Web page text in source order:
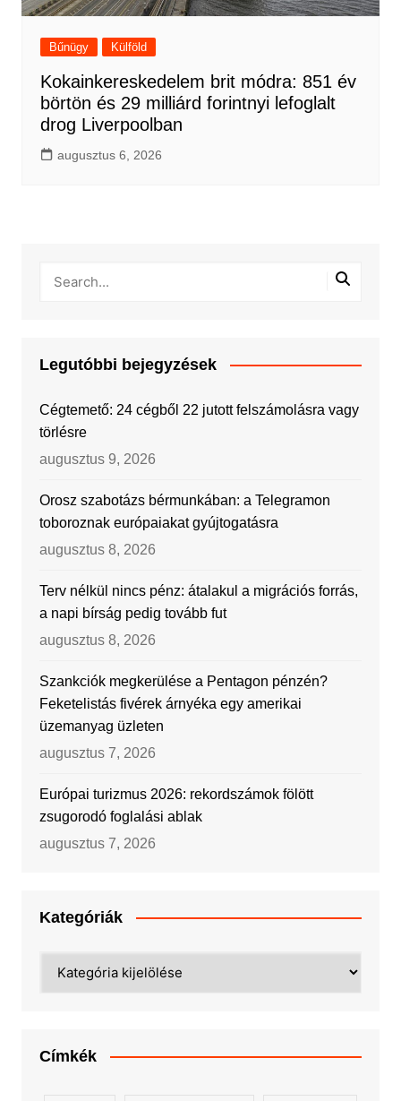
Bűnügy Külföld
Kokainkereskedelem brit módra: 851 év
börtön és 29 milliárd forintnyi lefoglalt
drog Liverpoolban
augusztus 6, 2026
Legutóbbi bejegyzések
Cégtemető: 24 cégből 22 jutott felszámolásra vagy
törlésre
augusztus 9, 2026
Orosz szabotázs bérmunkában: a Telegramon
toboroznak európaiakat gyújtogatásra
augusztus 8, 2026
Terv nélkül nincs pénz: átalakul a migrációs forrás,
a napi bírság pedig tovább fut
augusztus 8, 2026
Szankciók megkerülése a Pentagon pénzén?
Feketelistás fivérek árnyéka egy amerikai
üzemanyag üzleten
augusztus 7, 2026
Európai turizmus 2026: rekordszámok fölött
zsugorodó foglalási ablak
augusztus 7, 2026
Kategóriák
Címkék